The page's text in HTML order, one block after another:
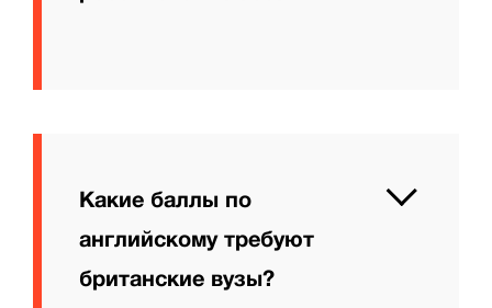
Какие баллы по
английскому требуют
британские вузы?